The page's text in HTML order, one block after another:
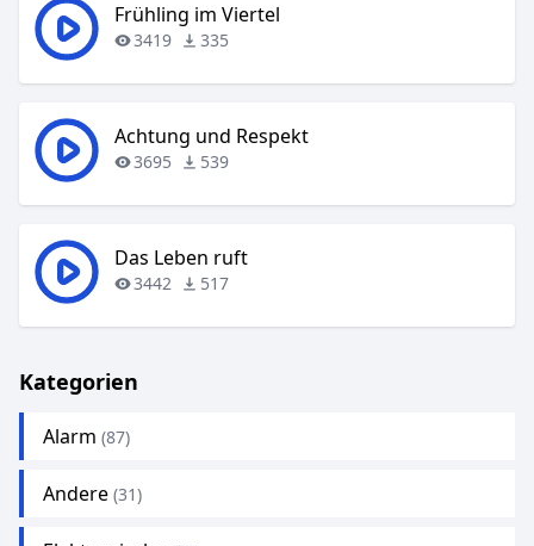
Frühling im Viertel
3419 335
Achtung und Respekt
3695 539
Das Leben ruft
3442 517
Kategorien
Alarm (87)
Andere (31)